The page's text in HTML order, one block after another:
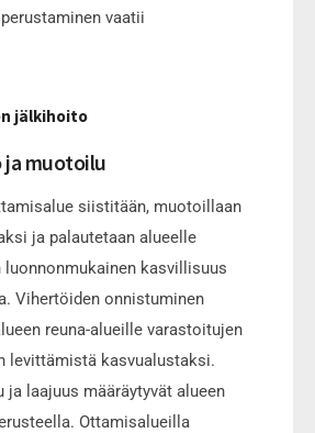
vaatii
jälkihoito
ja muotoilu
siistitään, muotoillaan
ja palautetaan alueelle
kasvillisuus
Vihertöiden onnistuminen
reuna-alueille varastoitujen
levittämistä kasvualustaksi.
ja laajuus määräytyvät alueen
Ottamisalueilla